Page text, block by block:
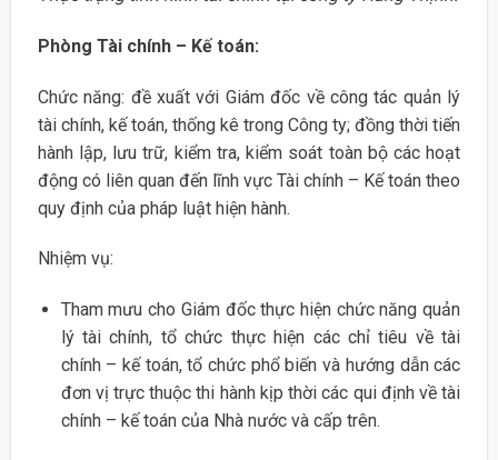
Phòng Tài chính – Kế toán:
Chức năng: đề xuất với Giám đốc về công tác quản lý
tài chính, kế toán, thống kê trong Công ty; đồng thời tiến
hành lập, lưu trữ, kiểm tra, kiểm soát toàn bộ các hoạt
động có liên quan đến lĩnh vực Tài chính – Kế toán theo
quy định của pháp luật hiện hành.
Nhiệm vụ:
Tham mưu cho Giám đốc thực hiện chức năng quản
lý tài chính, tổ chức thực hiện các chỉ tiêu về tài
chính – kế toán, tổ chức phổ biến và hướng dẫn các
đơn vị trực thuộc thi hành kịp thời các qui định về tài
chính – kế toán của Nhà nước và cấp trên.